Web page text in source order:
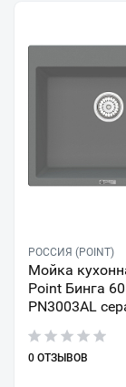
РОССИЯ (POINT)
Мойка
Point Бинга 60
PN3003AL
0 ОТЗЫВОВ